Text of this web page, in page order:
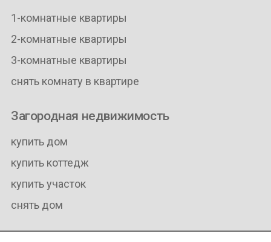
1-комнатные квартиры
2-комнатные квартиры
3-комнатные квартиры
снять комнату в квартире
Загородная недвижимость
купить дом
купить коттедж
купить участок
снять дом